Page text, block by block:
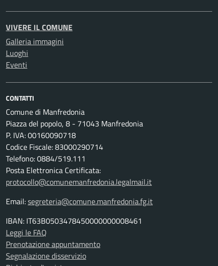
VIVERE IL COMUNE
Galleria immagini
Luoghi
Eventi
CONTATTI
Comune di Manfredonia
Piazza del popolo, 8 - 71043 Manfredonia
P. IVA: 00160090718
Codice Fiscale: 83000290714
Telefono: 0884/519.111
Posta Elettronica Certificata:
protocollo@comunemanfredonia.legalmail.it
Email:segreteria@comune.manfredonia.fg.it
IBAN: IT63B0503478450000000008461
Leggi le FAQ
Prenotazione appuntamento
Segnalazione disservizio